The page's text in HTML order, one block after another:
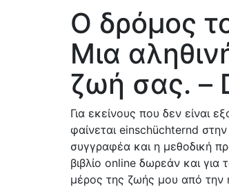
Ο δρόμος
Μια
ζωή σας. –
Για εκείνους που δεν είναι
φαίνεται einschüchternd
συγγραφέα και η μεθοδική
βιβλίο online δωρεάν και για
μέρος της ζωής μου από την